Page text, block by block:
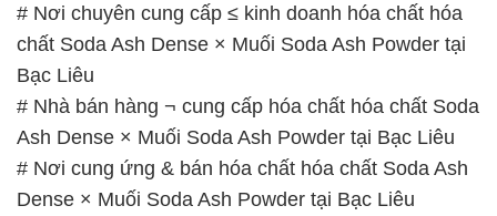
# Nơi chuyên cung cấp ≤ kinh doanh hóa chất hóa
chất Soda Ash Dense × Muối Soda Ash Powder tại
Bạc Liêu
# Nhà bán hàng ¬ cung cấp hóa chất hóa chất Soda
Ash Dense × Muối Soda Ash Powder tại Bạc Liêu
# Nơi cung ứng & bán hóa chất hóa chất Soda Ash
Dense × Muối Soda Ash Powder tại Bạc Liêu